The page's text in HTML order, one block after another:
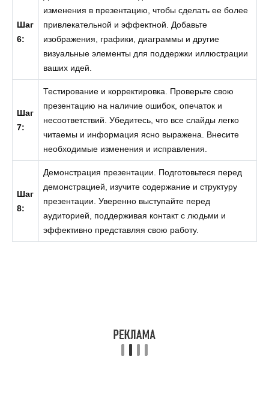
Шаг
6:
изменения в презентацию, чтобы сделать ее более
привлекательной и эффектной. Добавьте
изображения, графики, диаграммы и другие
визуальные элементы для поддержки иллюстрации
ваших идей.
Шаг
7:
Тестирование и корректировка. Проверьте свою
презентацию на наличие ошибок, опечаток и
несоответствий. Убедитесь, что все слайды легко
читаемы и информация ясно выражена. Внесите
необходимые изменения и исправления.
Шаг
8:
Демонстрация презентации. Подготовьтеся перед
демонстрацией, изучите содержание и структуру
презентации. Уверенно выступайте перед
аудиторией, поддерживая контакт с людьми и
эффективно представляя свою работу.